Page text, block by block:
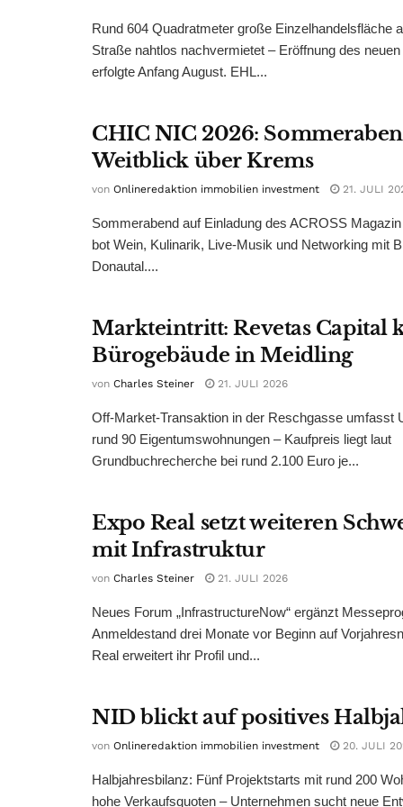
Rund 604 Quadratmeter große Einzelhandelsfläche
Straße nahtlos nachvermietet – Eröffnung des
erfolgte Anfang August. EHL...
CHIC NIC 2026:
Weitblick über Krems
von Onlineredaktion immobilien investment 21. JULI
Sommerabend auf Einladung des ACROSS
bot Wein, Kulinarik, Live-Musik und Networking mit
Donautal....
Markteintritt: Revetas Capital
Bürogebäude in Meidling
von Charles Steiner 21. JULI 2026
Off-Market-Transaktion in der Reschgasse umfasst
rund 90 Eigentumswohnungen – Kaufpreis liegt laut
Grundbuchrecherche bei rund 2.100 Euro je...
Expo Real setzt weiteren
mit Infrastruktur
von Charles Steiner 21. JULI 2026
Neues Forum „InfrastructureNow“ ergänzt
Anmeldestand drei Monate vor Beginn auf
Real erweitert ihr Profil und...
NID blickt auf positives
von Onlineredaktion immobilien investment 20. JULI
Halbjahresbilanz: Fünf Projektstarts mit rund 200
hohe Verkaufsquoten – Unternehmen sucht neue